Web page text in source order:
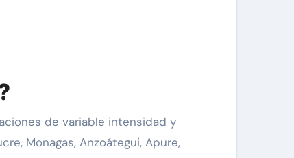
de variable intensidad y
Monagas, Anzoátegui, Apure,